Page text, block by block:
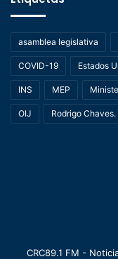
asamblea legislativa
COVID-19 Estados
INS MEP
OIJ Rodrigo Chaves.
CRC89.1 FM -